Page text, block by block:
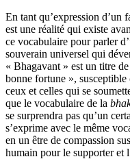
En tant qu’expression d’un
est une réalité qui existe
ce vocabulaire pour parler
souverain universel qui
« Bhagavant » est un titre
bonne fortune », susceptible
ceux et celles qui se
que le vocabulaire de la
se surprendra pas qu’un
s’exprime avec le même
en un être de compassion
humain pour le supporter et